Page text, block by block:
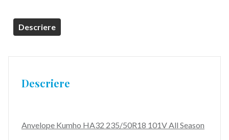
Descriere
Descriere
Anvelope Kumho HA32 235/50R18 101V All Season